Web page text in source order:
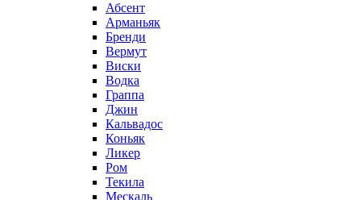
Абсент
Арманьяк
Бренди
Вермут
Виски
Водка
Граппа
Джин
Кальвадос
Коньяк
Ликер
Ром
Текила
Мескаль